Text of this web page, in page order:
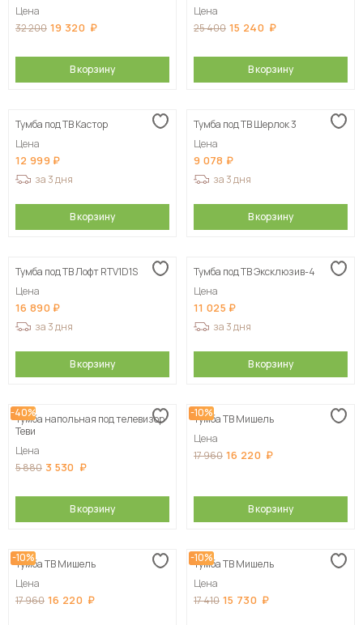
Цена
32 200 19 320
В корзину
Цена
25 400 15 240
В корзину
Тумба под ТВ Кастор
Цена
12 999
за 3 дня
В корзину
Тумба под ТВ Шерлок 3
Цена
9 078
за 3 дня
В корзину
Тумба под ТВ Лофт RTV1D1S
Цена
16 890
за 3 дня
В корзину
Тумба под ТВ Эксклюзив-4
Цена
11 025
за 3 дня
В корзину
-40%
Тумба напольная под телевизор
Теви
Цена
5 880 3 530
В корзину
-10%
Тумба ТВ Мишель
Цена
17 960 16 220
В корзину
-10%
Тумба ТВ Мишель
Цена
17 960 16 220
-10%
Тумба ТВ Мишель
Цена
17 410 15 730